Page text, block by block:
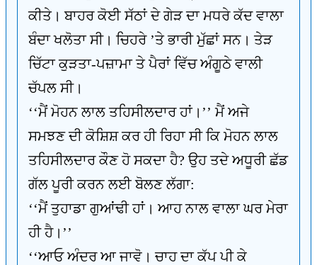
ਕੀਤੇ। ਬਾਹਰ ਕੋਈ ਸੱਠਾਂ ਦੇ ਗੇੜ ਦਾ ਮਧਰੇ ਕੱਦ ਵਾਲਾ
ਬੰਦਾ ਖਲੋਤਾ ਸੀ। ਚਿਹਰੇ ’ਤੇ ਭਾਰੀ ਮੁੱਛਾਂ ਸਨ। ਤੇੜ
ਚਿੱਟਾ ਕੁੜਤਾ-ਪਜ਼ਾਮਾ ਤੇ ਪੈਰਾਂ ਵਿੱਚ ਅੰਗੂਠੇ ਵਾਲੀ
ਚੱਪਲ ਸੀ।
‘‘ਮੈਂ ਮੋਹਨ ਲਾਲ ਤਹਿਸੀਲਦਾਰ ਹਾਂ।’’ ਮੈਂ ਅਜੇ
ਸਮਝਣ ਦੀ ਕੋਸ਼ਿਸ਼ ਕਰ ਹੀ ਰਿਹਾ ਸੀ ਕਿ ਮੋਹਨ ਲਾਲ
ਤਹਿਸੀਲਦਾਰ ਕੌਣ ਹੋ ਸਕਦਾ ਹੈ? ਉਹ ਤਦੇ ਅਧੂਰੀ ਛੱਡ
ਗੱਲ ਪੂਰੀ ਕਰਨ ਲਈ ਬੋਲਣ ਲੱਗਾ:
‘‘ਮੈਂ ਤੁਹਾਡਾ ਗੁਆਂਢੀ ਹਾਂ। ਆਹ ਨਾਲ ਵਾਲਾ ਘਰ ਮੇਰਾ
ਹੀ ਹੈ।’’
‘‘ਆਓ ਅੰਦਰ ਆ ਜਾਵੋ। ਚਾਹ ਦਾ ਕੱਪ ਪੀ ਕੇ